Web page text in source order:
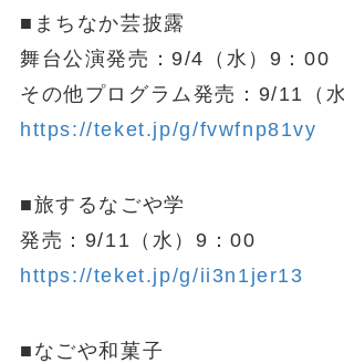
■まちなか芸披露
舞台公演発売：9/4（水）9：00
その他プログラム発売：9/11（
https://teket.jp/g/fvwfnp81vy
■旅するなごや学
発売：9/11（水）9：00
https://teket.jp/g/ii3n1jer13
■なごや和菓子